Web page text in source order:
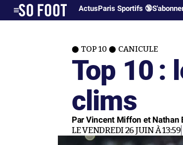
ActusParis Sportifs 🔞
TOP 10 CANICULE
Top 10 :
clims
Par Vincent Miffon et Nathan
LE VENDREDI 26 JUIN À 13:59